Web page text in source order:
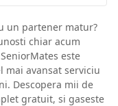
un partener matur?
chiar acum
este
mai avansat serviciu
Descopera mii de
gratuit, si gaseste